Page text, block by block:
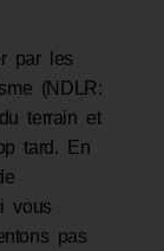
par les
(NDLR:
terrain et
tard. En
vous
pas